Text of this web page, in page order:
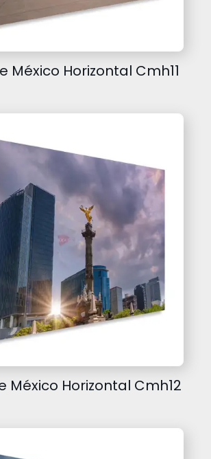
México Horizontal Cmh11
México Horizontal Cmh12